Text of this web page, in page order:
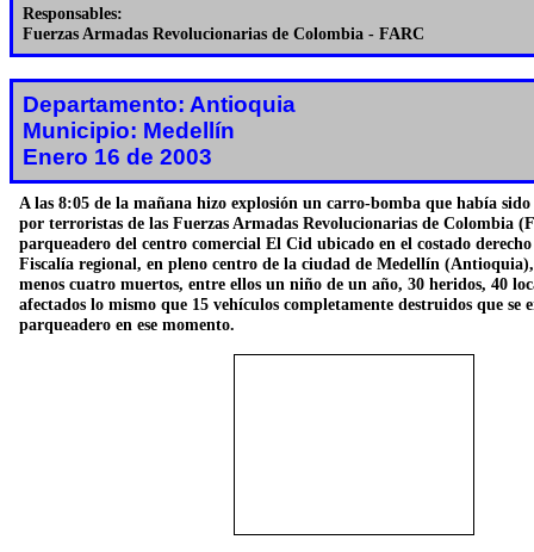
Responsables:
Fuerzas Armadas Revolucionarias de Colombia - FARC
Departamento: Antioquia
Municipio: Medellín
Enero 16 de 2003
A las 8:05 de la mañana hizo explosión un carro-bomba que había
por terroristas de las Fuerzas Armadas Revolucionarias de Colombia
parqueadero del centro comercial El Cid ubicado en el costado derecho
Fiscalía regional, en pleno centro de la ciudad de Medellín
menos cuatro muertos, entre ellos un niño de un año, 30 heridos, 40
afectados lo mismo que 15 vehículos completamente destruidos que se
parqueadero en ese momento.